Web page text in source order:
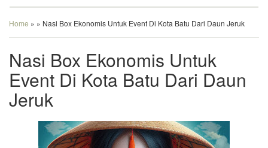
Home » » Nasi Box Ekonomis Untuk Event Di Kota Batu Dari Daun Jeruk
Nasi Box Ekonomis Untuk
Event Di Kota Batu Dari Daun
Jeruk